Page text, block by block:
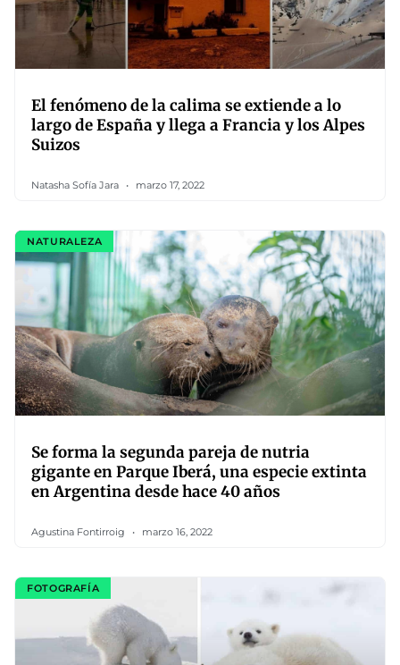
El fenómeno de la calima se extiende a lo
largo de España y llega a Francia y los Alpes
Suizos
Natasha Sofía Jara marzo 17, 2022
NATURALEZA
Se forma la segunda pareja de nutria
gigante en Parque Iberá, una especie extinta
en Argentina desde hace 40 años
Agustina Fontirroig marzo 16, 2022
FOTOGRAFÍA